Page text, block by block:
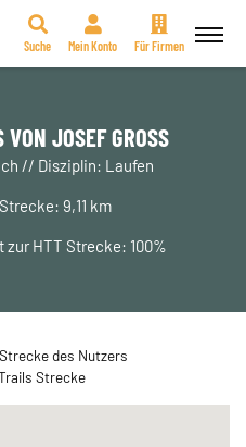
Suche Mein Konto Für Firmen
JOSEF GROSS
// Disziplin: Laufen
9,11 km
HTT Strecke: 100%
des Nutzers
Strecke